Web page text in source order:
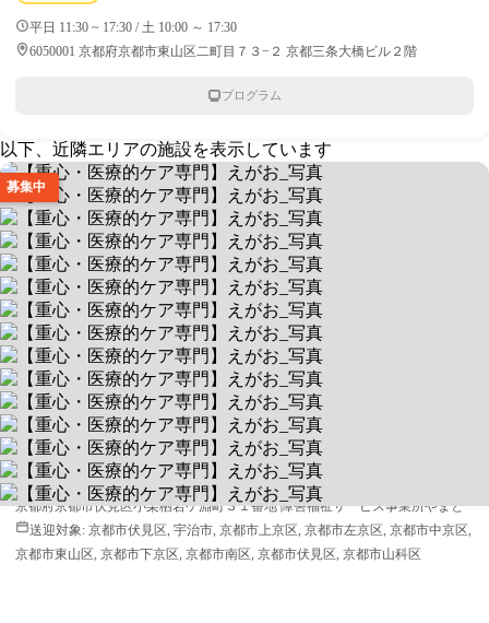
平日 11:30 ~ 17:30 / 土 10:00 ～ 17:30
6050001 京都府京都市東山区二町目７３−２ 京都三条大橋ビル２階
プログラム
以下、近隣エリアの施設を表示しています
募集中
【重心・医療的ケア専門】えがお
0歳から64歳まで、一つの施設で継続サポート
送迎あり 空きあり
平日 9:30～15:30 / 土 9:30～15:30
6110011
京都府京都市伏見区小栗栖岩ケ淵町３１番地 障害福祉サービス事業所やまと
送迎対象: 京都市伏見区, 宇治市, 京都市上京区, 京都市左京区, 京都市中京区,
京都市東山区, 京都市下京区, 京都市南区, 京都市伏見区, 京都市山科区